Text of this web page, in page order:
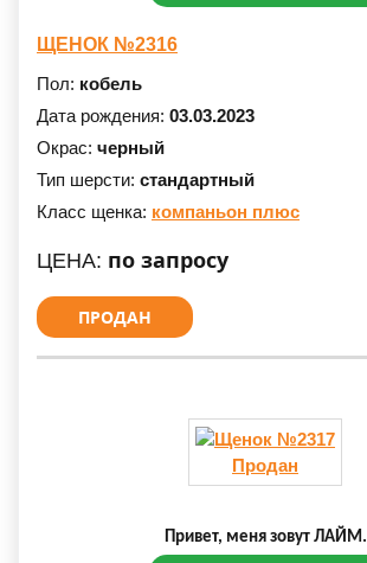
ЩЕНОК №2316
Пол: кобель
Дата рождения: 03.03.2023
Окрас: черный
Тип шерсти: стандартный
Класс щенка: компаньон плюс
ЦЕНА: по запросу
ПРОДАН
Продан
Привет, меня зовут ЛАЙМ.